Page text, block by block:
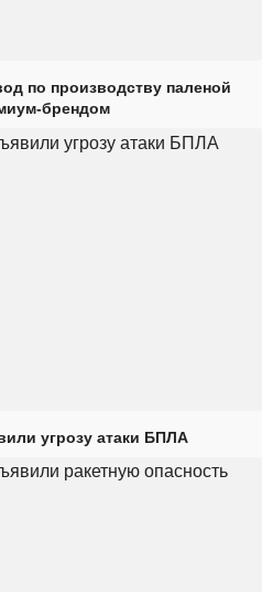
по производству паленой
брендом
угрозу атаки БПЛА